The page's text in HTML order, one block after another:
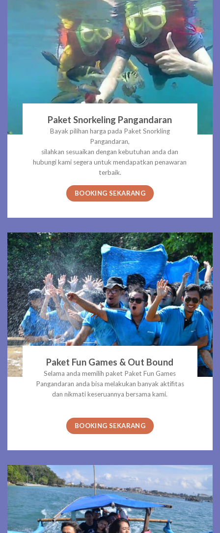
Paket Snorkeling Pangandaran
Bayak pilihan harga pada Paket Snorkling
Pangandaran,
silahkan sesuaikan dengan kebutuhan anda dan
hubungi kami segera untuk mendapatkan penawaran
terbaik.
BOOKING SEKARANG
Paket Fun Games & Out Bound
Selama anda memilih paket Paket Fun Games
Pangandaran anda bisa melakukan banyak aktifitas
dan nikmati keseruannya bersama kami.
BOOKING SEKARANG